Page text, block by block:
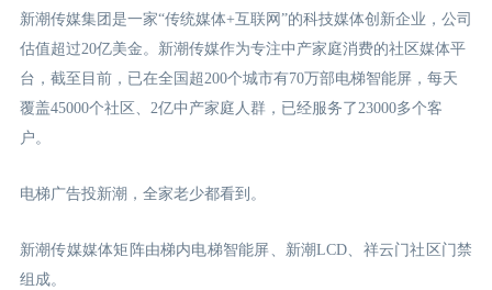
新潮传媒集团是一家“传统媒体+互联网”的科技媒体创新企业，公司
估值超过20亿美金。新潮传媒作为专注中产家庭消费的社区媒体平
台，截至目前，已在全国超200个城市有70万部电梯智能屏，每天
覆盖45000个社区、2亿中产家庭人群，已经服务了23000多个客
户。
电梯广告投新潮，全家老少都看到。
新潮传媒媒体矩阵由梯内电梯智能屏、新潮LCD、祥云门社区门禁
组成。